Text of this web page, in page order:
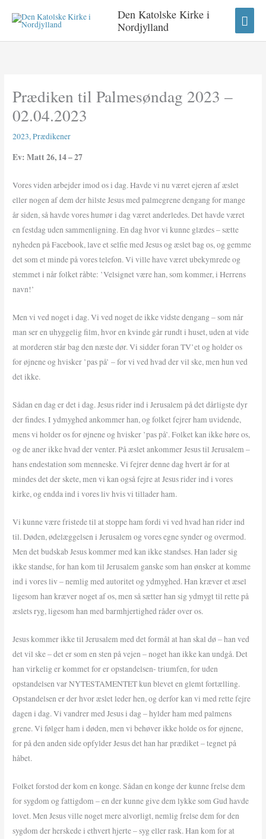
Den Katolske Kirke i
Nordjylland
Prædiken til Palmesøndag 2023 –
02.04.2023
2023,Prædikener
Ev: Matt 26, 14 – 27
Vores viden arbejder imod os i dag. Havde vi nu været ejeren af æslet
eller nogen af dem der hilste Jesus med palmegrene dengang for mange
år siden, så havde vores humør i dag været anderledes. Det havde været
en festdag uden sammenligning. En dag hvor vi kunne glædes – sætte
nyheden på Facebook, lave et selfie med Jesus og æslet bag os, og gemme
det som et minde på vores telefon. Vi ville have været ubekymrede og
stemmet i når folket råbte: ’Velsignet være han, som kommer, i Herrens
navn!’
Men vi ved noget i dag. Vi ved noget de ikke vidste dengang – som når
man ser en uhyggelig film, hvor en kvinde går rundt i huset, uden at vide
at morderen står bag den næste dør. Vi sidder foran TV’et og holder os
for øjnene og hvisker ’pas på’ – for vi ved hvad der vil ske, men hun ved
det ikke.
Sådan en dag er det i dag. Jesus rider ind i Jerusalem på det dårligste dyr
der findes. I ydmyghed ankommer han, og folket fejrer ham uvidende,
mens vi holder os for øjnene og hvisker ’pas på’. Folket kan ikke høre os,
og de aner ikke hvad der venter. På æslet ankommer Jesus til Jerusalem –
hans endestation som menneske. Vi fejrer denne dag hvert år for at
mindes det der skete, men vi kan også fejre at Jesus rider ind i vores
kirke, og endda ind i vores liv hvis vi tillader ham.
Vi kunne være fristede til at stoppe ham fordi vi ved hvad han rider ind
til. Døden, ødelæggelsen i Jerusalem og vores egne synder og overmod.
Men det budskab Jesus kommer med kan ikke standses. Han lader sig
ikke standse, for han kom til Jerusalem ganske som han ønsker at komme
ind i vores liv – nemlig med autoritet og ydmyghed. Han kræver et æsel
ligesom han kræver noget af os, men så sætter han sig ydmygt til rette på
æslets ryg, ligesom han med barmhjertighed råder over os.
Jesus kommer ikke til Jerusalem med det formål at han skal dø – han ved
det vil ske – det er som en sten på vejen – noget han ikke kan undgå. Det
han virkelig er kommet for er opstandelsen- triumfen, for uden
opstandelsen var NYTESTAMENTET kun blevet en glemt fortælling.
Opstandelsen er der hvor æslet leder hen, og derfor kan vi med rette fejre
dagen i dag. Vi vandrer med Jesus i dag – hylder ham med palmens
grene. Vi følger ham i døden, men vi behøver ikke holde os for øjnene,
for på den anden side opfylder Jesus det han har prædiket – tegnet på
håbet.
Folket forstod der kom en konge. Sådan en konge der kunne frelse dem
for sygdom og fattigdom – en der kunne give dem lykke som Gud havde
lovet. Men Jesus ville noget mere alvorligt, nemlig frelse dem for den
sygdom der herskede i ethvert hjerte – syg eller rask. Han kom for at